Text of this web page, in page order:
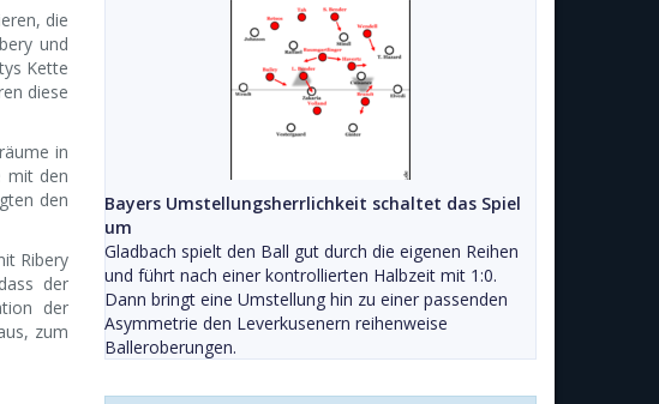
die
und
Kette
diese
in
mit den
den
Ribery
der
der
zum
Bayers Umstellungsherrlichkeit schaltet das Spiel
um
Gladbach spielt den Ball gut durch die eigenen Reihen
und führt nach einer kontrollierten Halbzeit mit 1:0.
Dann bringt eine Umstellung hin zu einer passenden
Asymmetrie den Leverkusenern reihenweise
Balleroberungen.